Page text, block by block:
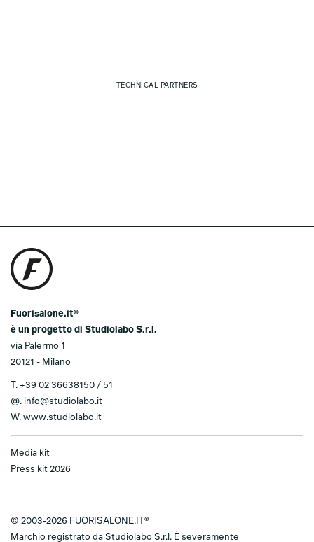
TECHNICAL PARTNERS
Fuorisalone.it®
è un progetto di Studiolabo S.r.l.
via Palermo 1
20121 - Milano
T. +39 02 36638150 / 51
@. info@studiolabo.it
W. www.studiolabo.it
Media kit
Press kit 2026
© 2003-2026 FUORISALONE.IT®
Marchio registrato da Studiolabo S.r.l. È severamente